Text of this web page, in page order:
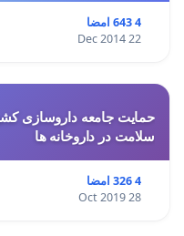
4 643 امضا
22 Dec 2014
حمایت جامعه داروسازی
سلامت در داروخانه ها
4 326 امضا
28 Oct 2019